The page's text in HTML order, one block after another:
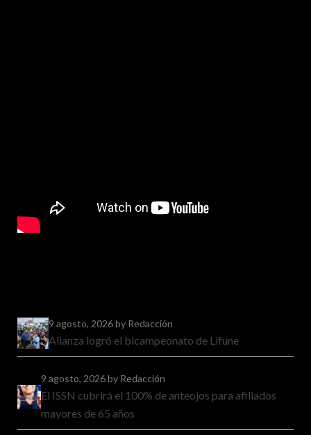
9 agosto, 2026by Redacción
Alianza logró el bicampeonato de Lifune
9 agosto, 2026by Redacción
El ISSN cubrirá el 100% de anteojos para afiliados
mayores de 65 años